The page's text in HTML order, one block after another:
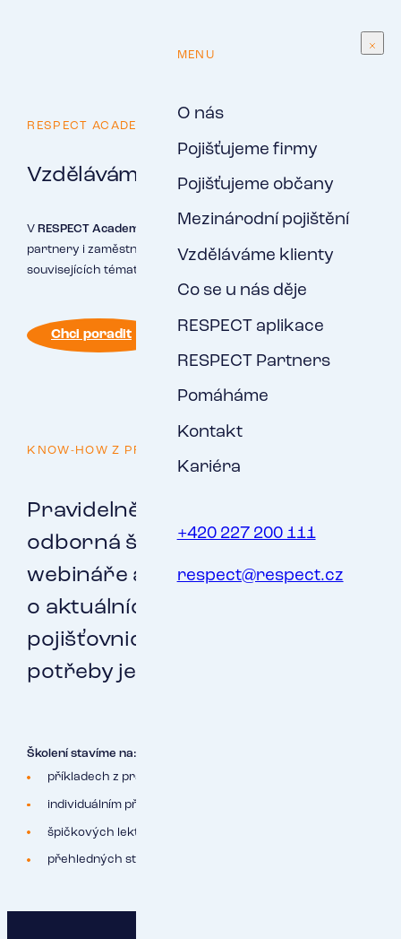
MENU
O nás
Pojišťujeme firmy
Pojišťujeme občany
Mezinárodní pojištění
Vzděláváme klienty
Co se u nás děje
RESPECT aplikace
RESPECT Partners
Pomáháme
Kontakt
Kariéra
+420 227 200 111
respect@respect.cz
RESPECT ACADEMY
Vzděláváme sebe i klienty
V RESPECT Academy
od roku 2012 vzděláváme naše klienty,
partnery i zaměstnance v oblasti firemního pojištění a
souvisejících tématech.
Chci poradit
KNOW-HOW Z PRAXE
Pravidelně organizujeme
odborná školení, semináře,
webináře a e-learningové kurzy
o aktuálních tématech v
pojišťovnictví s ohledem na
potřeby jednotlivých segmentů.
Školení stavíme na:
příkladech z praxe a otevřené diskuzi,
individuálním přístupu k posluchačům,
špičkových lektorech se zkušenostmi z praxe,
přehledných studijních materiálech.